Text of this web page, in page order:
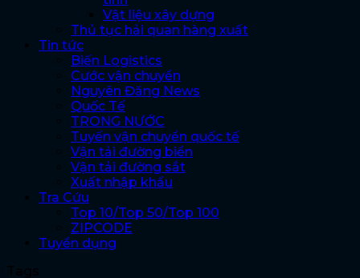
Vật liệu xây dựng
Thủ tục hải quan hàng xuất
Tin tức
Biến Logistics
Cước vận chuyển
Nguyên Đăng News
Quốc Tế
TRONG NƯỚC
Tuyến vận chuyển quốc tế
Vận tải đường biển
Vận tải đường sắt
Xuất nhập khẩu
Tra Cứu
Top 10/Top 50/Top 100
ZIPCODE
Tuyển dụng